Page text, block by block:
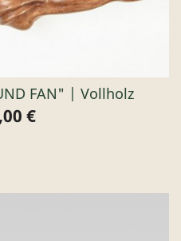
FAN" | Vollholz
€